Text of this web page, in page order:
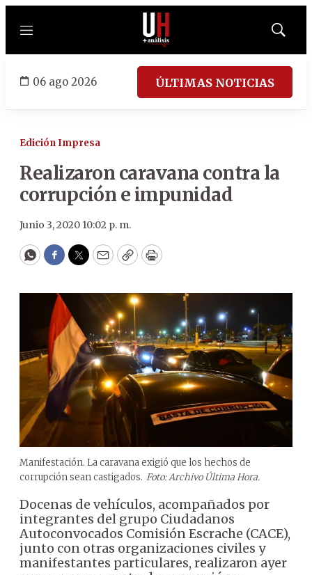
Menú
Mostrar
06 ago 2026 ÚLTIMAS NOTICIAS
Edición Impresa
Realizaron caravana contra la
corrupción e impunidad
Junio 3, 2020 10:02 p. m.
WhatsApp
Facebook
Twitter
EmailCopyPrint
Manifestación. La caravana exigió que los hechos de
corrupción sean castigados. Foto: Archivo Última Hora.
Docenas de vehículos, acompañados por
integrantes del grupo Ciudadanos
Autoconvocados Comisión Escrache (CACE),
junto con otras organizaciones civiles y
manifestantes particulares, realizaron ayer